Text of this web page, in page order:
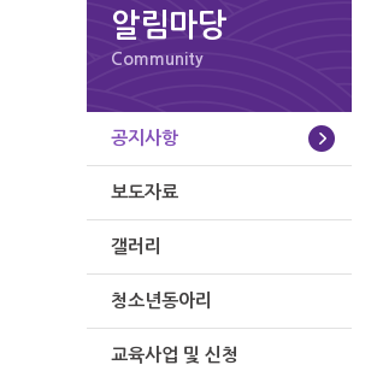
알림마당
Community
공지사항
보도자료
갤러리
청소년동아리
교육사업 및 신청